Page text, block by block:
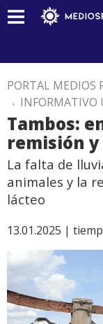
PORTAL MEDIOS
. INFORMATIVO
Tambos:
remisión
La falta de
animales y la
lácteo
13.01.2025 |